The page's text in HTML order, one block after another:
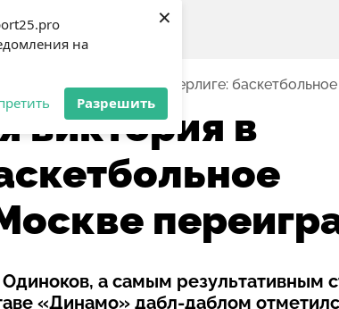
на
Разрешить
×
виктория в Суперлиге:
виктория в
а самым результативным
«Динамо» дабл-даблом